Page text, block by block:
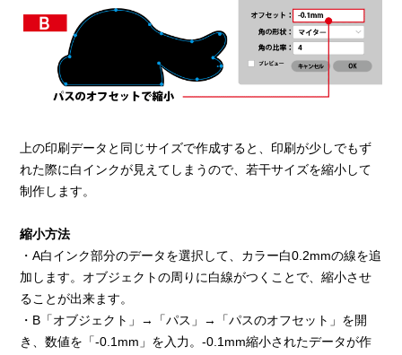
上の印刷データと同じサイズで作成すると、印刷が少しでもず
れた際に白インクが見えてしまうので、若干サイズを縮小して
制作します。
縮小方法
・A白インク部分のデータを選択して、カラー白0.2mmの線を追
加します。オブジェクトの周りに白線がつくことで、縮小させ
ることが出来ます。
・B「オブジェクト」→「パス」→「パスのオフセット」を開
き、数値を「-0.1mm」を入力。-0.1mm縮小されたデータが作